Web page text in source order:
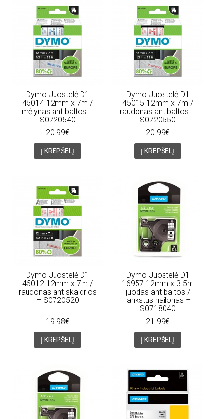
Dymo Juostelė D1
45014 12mm x 7m /
mėlynas ant baltos –
S0720540
20.99€
Į KREPŠELĮ
Dymo Juostelė D1
45015 12mm x 7m /
raudonas ant baltos –
S0720550
20.99€
Į KREPŠELĮ
Dymo Juostelė D1
45012 12mm x 7m /
raudonas ant skaidrios
– S0720520
19.98€
Į KREPŠELĮ
Dymo Juostelė D1
16957 12mm x 3.5m
juodas ant baltos /
lankstus nailonas –
S0718040
21.99€
Į KREPŠELĮ